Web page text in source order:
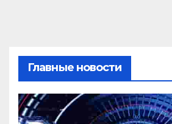
Главные новости